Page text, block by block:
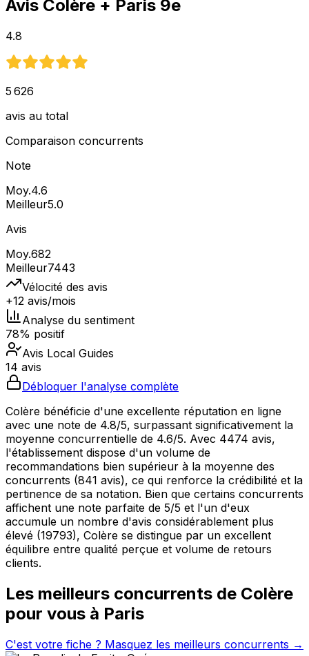
Avis Colère + Paris 9e
4.8
5 626
avis au total
Comparaison concurrents
Note
Moy.4.6
Meilleur5.0
Avis
Moy.682
Meilleur7443
Vélocité des avis
+12 avis/mois
Analyse du sentiment
78% positif
Avis Local Guides
14 avis
Débloquer l'analyse complète
Colère bénéficie d'une excellente réputation en ligne
avec une note de 4.8/5, surpassant significativement la
moyenne concurrentielle de 4.6/5. Avec 4474 avis,
l'établissement dispose d'un volume de
recommandations bien supérieur à la moyenne des
concurrents (841 avis), ce qui renforce la crédibilité et la
pertinence de sa notation. Bien que certains concurrents
affichent une note parfaite de 5/5 et l'un d'eux
accumule un nombre d'avis considérablement plus
élevé (19793), Colère se distingue par un excellent
équilibre entre qualité perçue et volume de retours
clients.
Les meilleurs concurrents de Colère
pour vous à Paris
C'est votre fiche ? Masquez les meilleurs concurrents →